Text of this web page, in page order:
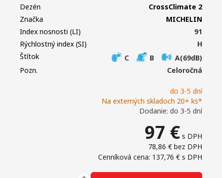
do 3-5 dní
Na externých skladoch 20+ ks*
Dodanie: do 3-5 dní
97 € s DPH
78,86 € bez DPH
Cenníková cena: 137,76 € s DPH
Dezén
CrossClimate 2
Značka
MICHELIN
Index nosnosti (LI)
91
Rýchlostný index (SI)
H
Štítok
C B
A(69dB)
Pozn.
Celoročná